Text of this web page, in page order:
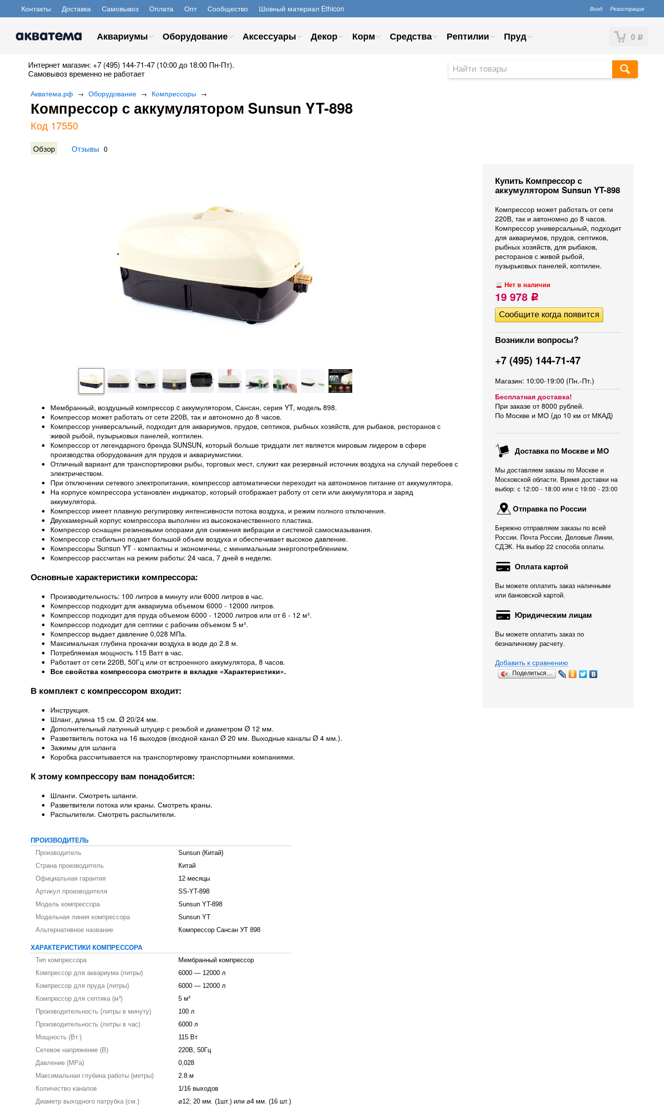
Контакты Доставка Самовывоз Оплата Опт Сообщество Шовный материал Ethicon Вход Регистрация
0 Р
Аквариумы Оборудование Аксессуары Декор Корм Средства Рептилии Пруд
Интернет магазин: +7 (495) 144-71-47 (10:00 до 18:00 Пн-Пт).
Самовывоз временно не работает
Акватема.рф → Оборудование → Компрессоры →
Компрессор с аккумулятором Sunsun YT-898
Код 17550
Обзор Отзывы 0
Купить Компрессор с
аккумулятором Sunsun YT-898
Компрессор может работать от сети
220В, так и автономно до 8 часов.
Компрессор универсальный, подходит
для аквариумов, прудов, септиков,
рыбных хозяйств, для рыбаков,
ресторанов с живой рыбой,
пузырьковых панелей, коптилен.
Нет в наличии
19 978 Р
Возникли вопросы?
+7 (495) 144-71-47
Магазин: 10:00-19:00 (Пн.-Пт.)
Бесплатная доставка!
При заказе от 8000 рублей.
По Москве и МО (до 10 км от МКАД)
Доставка по Москве и МО
Мы доставляем заказы по Москве и
Московской области. Время доставки на
выбор: с 12:00 - 18:00 или c 19:00 - 23:00
Отправка по России
Бережно отправляем заказы по всей
России. Почта России, Деловые Линии,
СДЭК. На выбор 22 способа оплаты.
Оплата картой
Вы можете оплатить заказ наличными
или банковской картой.
Юридическим лицам
Вы можете оплатить заказ по
безналичному расчету.
Добавить к сравнению
Поделиться…
Мембранный, воздушный компрессор c аккумулятором, Сансан, серия YT, модель 898.
Компрессор может работать от сети 220В, так и автономно до 8 часов.
Компрессор универсальный, подходит для аквариумов, прудов, септиков, рыбных хозяйств, для рыбаков, ресторанов с
живой рыбой, пузырьковых панелей, коптилен.
Компрессор от легендарного бренда SUNSUN, который больше тридцати лет является мировым лидером в сфере
производства оборудования для прудов и аквариумистики.
Отличный вариант для транспортировки рыбы, торговых мест, служит как резервный источник воздуха на случай перебоев с
электричеством.
При отключении сетевого электропитания, компрессор автоматически переходит на автономное питание от аккумулятора.
На корпусе компрессора установлен индикатор, который отображает работу от сети или аккумулятора и заряд
аккумулятора.
Компрессор имеет плавную регулировку интенсивности потока воздуха, и режим полного отключения.
Двухкамерный корпус компрессора выполнен из высококачественного пластика.
Компрессор оснащен резиновыми опорами для снижения вибрации и системой самосмазывания.
Компрессор стабильно подает большой объем воздуха и обеспечивает высокое давление.
Компрессоры Sunsun YT - компактны и экономичны, с минимальным энергопотреблением.
Компрессор рассчитан на режим работы: 24 часа, 7 дней в неделю.
Основные характеристики компрессора:
Производительность: 100 литров в минуту или 6000 литров в час.
Компрессор подходит для аквариума объемом 6000 - 12000 литров.
Компрессор подходит для пруда объемом 6000 - 12000 литров или от 6 - 12 м³.
Компрессор подходит для септики с рабочим объемом 5 м³.
Компрессор выдает давление 0,028 МПа.
Максимальная глубина прокачки воздуха в воде до 2.8 м.
Потребляемая мощность 115 Ватт в час.
Работает от сети 220В, 50Гц или от встроенного аккумулятора, 8 часов.
Все свойства компрессора смотрите в вкладке «Характеристики».
В комплект с компрессором входит:
Инструкция.
Шланг, длина 15 см. Ø 20/24 мм.
Дополнительный латунный штуцер с резьбой и диаметром Ø 12 мм.
Разветвитель потока на 16 выходов (входной канал Ø 20 мм. Выходные каналы Ø 4 мм.).
Зажимы для шланга
Коробка рассчитывается на транспортировку транспортными компаниями.
К этому компрессору вам понадобится:
Шланги. Смотреть шланги.
Разветвители потока или краны. Смотреть краны.
Распылители. Смотреть распылители.
ПРОИЗВОДИТЕЛЬ
Производитель
Sunsun (Китай)
Страна производитель
Китай
Официальная гарантия
12 месяцы
Артикул производителя
SS-YT-898
Модель компрессора
Sunsun YT-898
Модельная линия компрессора
Sunsun YT
Альтернативное название
Компрессор Сансан УТ 898
ХАРАКТЕРИСТИКИ КОМПРЕССОРА
Тип компрессора
Мембранный компрессор
Компрессор для аквариума (литры)
6000 — 12000 л
Компрессор для пруда (литры)
6000 — 12000 л
Компрессор для септика (м³)
5 м³
Производительность (литры в минуту)
100 л
Производительность (литры в час)
6000 л
Мощность (Вт.)
115 Вт
Сетевое напряжение (В)
220В, 50Гц
Давление (MPa)
0,028
Максимальная глубина работы (метры)
2.8 м
Количество каналов
1/16 выходов
Диаметр выходного патрубка (см.)
⌀12; 20 мм. (1шт.) или ⌀4 мм. (16 шт.)